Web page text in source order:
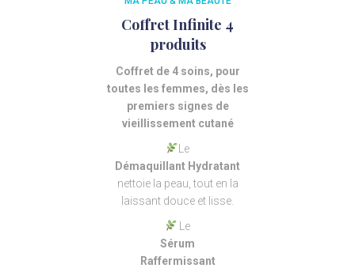
Coffret Infinite 4
produits
Coffret de 4 soins, pour
toutes les femmes, dès les
premiers signes de
vieillissement cutané
Le
Démaquillant Hydratant
nettoie la peau, tout en la
laissant douce et lisse.
Le
Sérum
Raffermissant